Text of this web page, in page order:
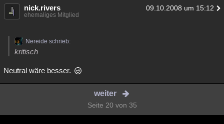
nick.rivers 09.10.2008 um 15:12
ehemaliges Mitglied
Nereide schrieb:
kritisch
Neutral wäre besser.
weiter
Seite 20 von 35